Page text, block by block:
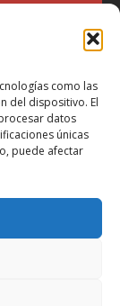
como las
del dispositivo. El
datos
únicas
puede afectar
y desde el
lo que me